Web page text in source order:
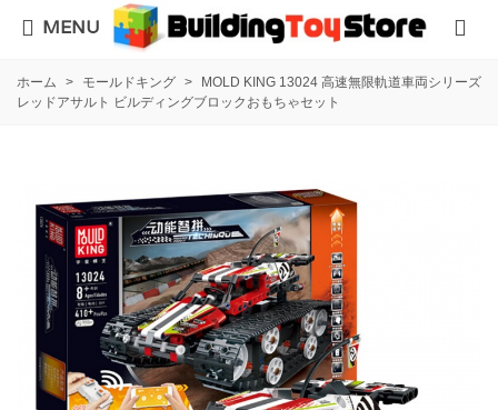
MENU
ホーム > モールドキング >
MOLD KING 13024 高速無限軌道車両シリーズ
レッドアサルト ビルディングブロックおもちゃセット